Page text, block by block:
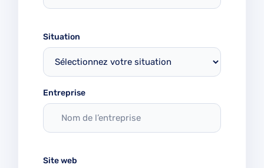
Situation
Entreprise
Site web